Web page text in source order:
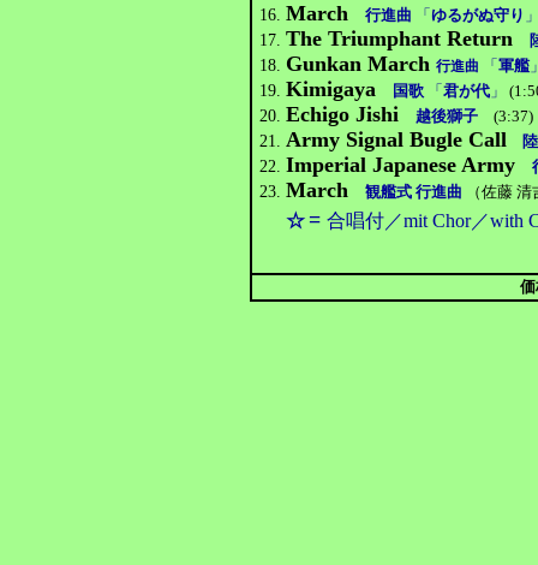
16.March 行進曲 「ゆるがぬ守り
17.The Triumphant Return
18. Gunkan March行進曲 「軍艦
19.Kimigaya 国歌 「君が代 」
20.Echigo Jishi 越後獅子(3:37)
21.Army Signal Bugle Call
22.Imperial Japanese Army
23.March 観艦式 行進曲 （佐藤
☆= 合唱付／mit Chor／with
価